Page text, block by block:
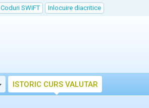
Coduri SWIFT Inlocuire diacritice
Toggle Dropdown
ISTORIC CURS VALUTAR